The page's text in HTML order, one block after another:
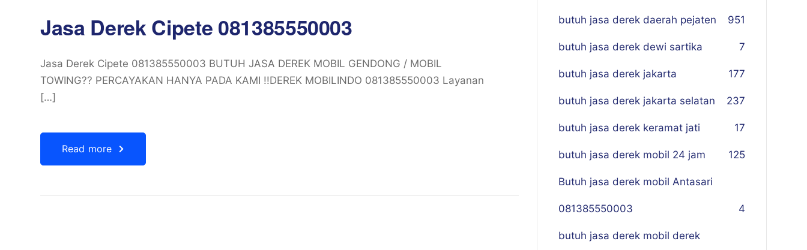
Jasa Derek Cipete 081385550003
Jasa Derek Cipete 081385550003 BUTUH JASA DEREK MOBIL GENDONG / MOBIL
TOWING?? PERCAYAKAN HANYA PADA KAMI !!DEREK MOBILINDO 081385550003 Layanan
[…]
Read more
51
butuh jasa derek daerah pejaten 9
butuh jasa derek dewi sartika 7
butuh jasa derek jakarta 177
butuh jasa derek jakarta selatan 237
butuh jasa derek keramat jati 17
butuh jasa derek mobil 24 jam 125
Butuh jasa derek mobil Antasari
081385550003 4
butuh jasa derek mobil derek